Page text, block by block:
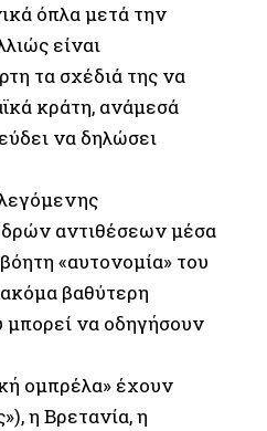
όπλα μετά την
είναι
τα σχέδιά της να
κράτη, ανάμεσά
να δηλώσει
αντιθέσεων μέσα
«αυτονομία» του
βαθύτερη
να οδηγήσουν
ομπρέλα» έχουν
η Βρετανία, η